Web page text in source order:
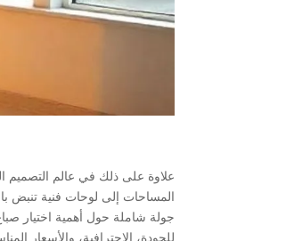
علاوة على ذلك في عالم التصميم
المساحات إلى لوحات فنية تنبض
جولة شاملة حول أهمية اختيار
للجودة، الاحترافية، والأسعار